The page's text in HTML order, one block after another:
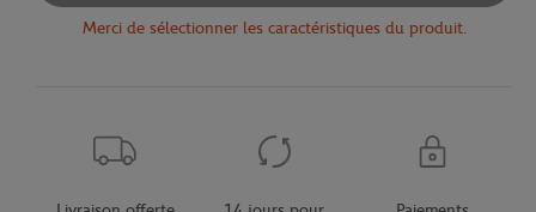
Merci de sélectionner les caractéristiques du produit.